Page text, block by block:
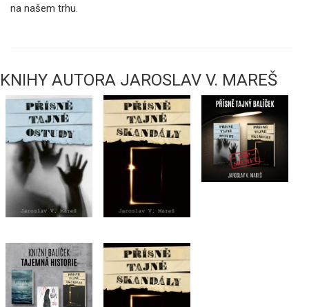
na našem trhu.
KNIHY AUTORA JAROSLAV V. MAREŠ